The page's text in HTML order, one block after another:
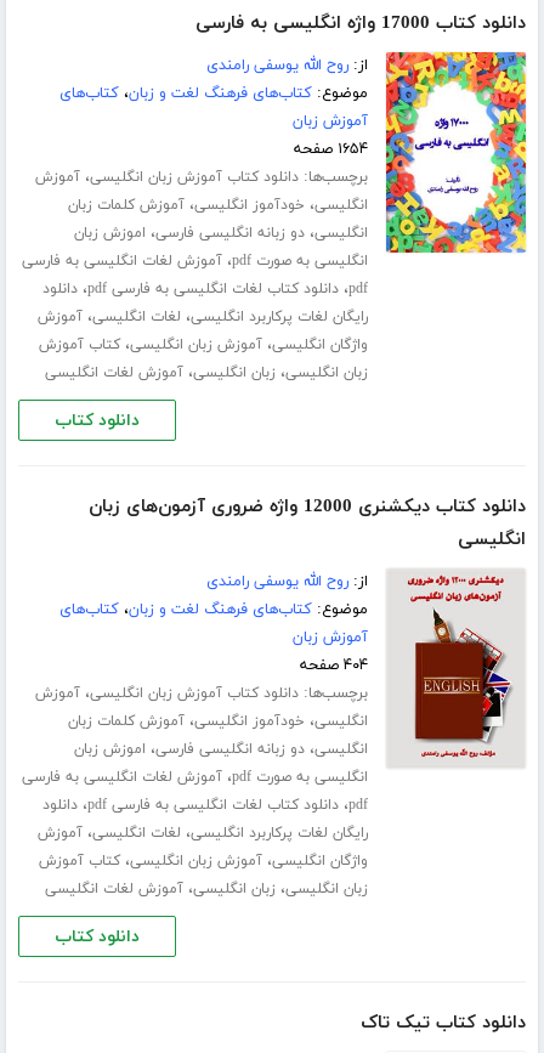
دانلود کتاب 17000 واژه انگلیسی به فارسی
از:روح الله یوسفی رامندی
موضوع:کتاب‌های فرهنگ لغت و زبان،کتاب‌های
آموزش زبان
۱۶۵۴ صفحه
برچسب‌ها:دانلود کتاب آموزش زبان انگلیسی،آموزش
انگلیسی، خودآموز انگلیسی،آموزش کلمات زبان
انگلیسی،دو زبانه انگلیسی فارسی، اموزش زبان
انگلیسی به صورت pdf
،آموزش لغات انگلیسی به فارسی
pdf،دانلود کتاب لغات انگلیسی به فارسی pdf ،دانلود
رایگان لغات پرکاربرد انگلیسی، لغات انگلیسی،آموزش
واژگان انگلیسی،آموزش زبان انگلیسی،کتاب آموزش
زبان انگلیسی، زبان انگلیسی،آموزش لغات انگلیسی
دانلود کتاب
دانلود کتاب دیکشنری 12000 واژه ضروری آزمون‌های زبان
انگلیسی
از:روح الله یوسفی رامندی
موضوع:کتاب‌های فرهنگ لغت و زبان،کتاب‌های
آموزش زبان
۴۰۴ صفحه
برچسب‌ها:دانلود کتاب آموزش زبان انگلیسی،آموزش
انگلیسی، خودآموز انگلیسی،آموزش کلمات زبان
انگلیسی،دو زبانه انگلیسی فارسی، اموزش زبان
انگلیسی به صورت pdf
،آموزش لغات انگلیسی به فارسی
pdf،دانلود کتاب لغات انگلیسی به فارسی pdf ،دانلود
رایگان لغات پرکاربرد انگلیسی، لغات انگلیسی،آموزش
واژگان انگلیسی،آموزش زبان انگلیسی،کتاب آموزش
زبان انگلیسی، زبان انگلیسی،آموزش لغات انگلیسی
دانلود کتاب
دانلود کتاب تیک تاک